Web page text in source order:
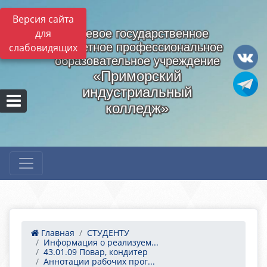
Версия сайта
для
слабовидящих
Краевое государственное
бюджетное профессиональное
образовательное учреждение
«Приморский
индустриальный
колледж»
Главная
СТУДЕНТУ
Информация о реализуем...
43.01.09 Повар, кондитер
Аннотации рабочих прог...